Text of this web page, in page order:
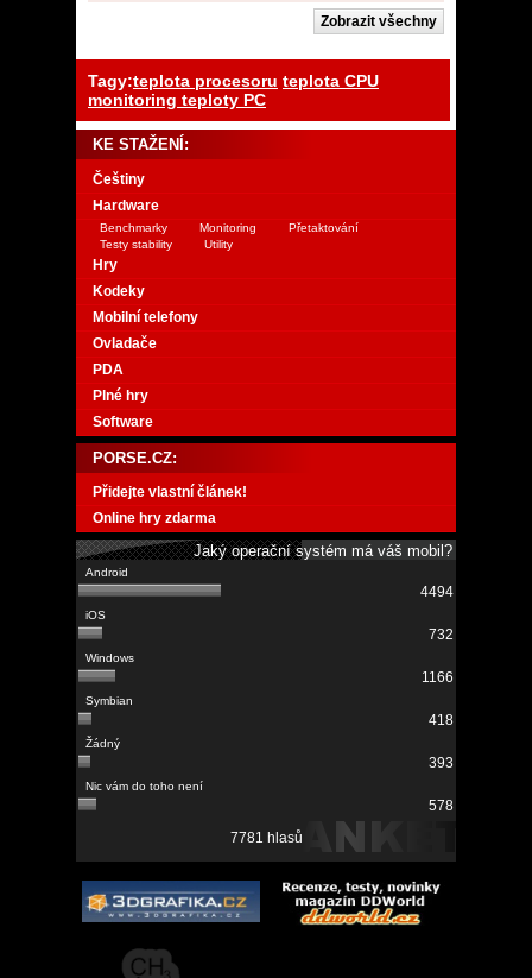
Tagy:teplota procesoru teplota CPU
monitoring teploty PC
KE STAŽENÍ:
Češtiny
Hardware
Benchmarky Monitoring
Přetaktování
Testy stability
Utility
Hry
Kodeky
Mobilní telefony
Ovladače
PDA
Plné hry
Software
PORSE.CZ:
Přidejte vlastní článek!
Online hry zdarma
Jaký operační systém má váš mobil?
4494
732
1166
418
393
578
7781 hlasů